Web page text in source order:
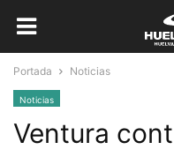
Portada Noticias
Noticias
Ventura